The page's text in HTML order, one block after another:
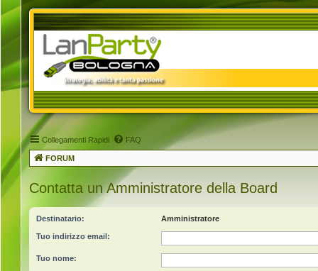
Collegamenti Rapidi FAQ
FORUM
Contatta un Amministratore della Board
Destinatario: Amministratore
Tuo indirizzo email:
Tuo nome: